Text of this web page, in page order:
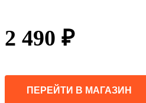
2 490 ₽
ПЕРЕЙТИ В МАГАЗИН